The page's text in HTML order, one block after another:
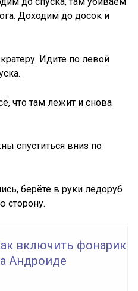
Доходим до досок и
Идите по левой
что там лежит и снова
спуститься вниз по
берёте в руки ледоруб
сторону.
включить фонарик
Андроиде